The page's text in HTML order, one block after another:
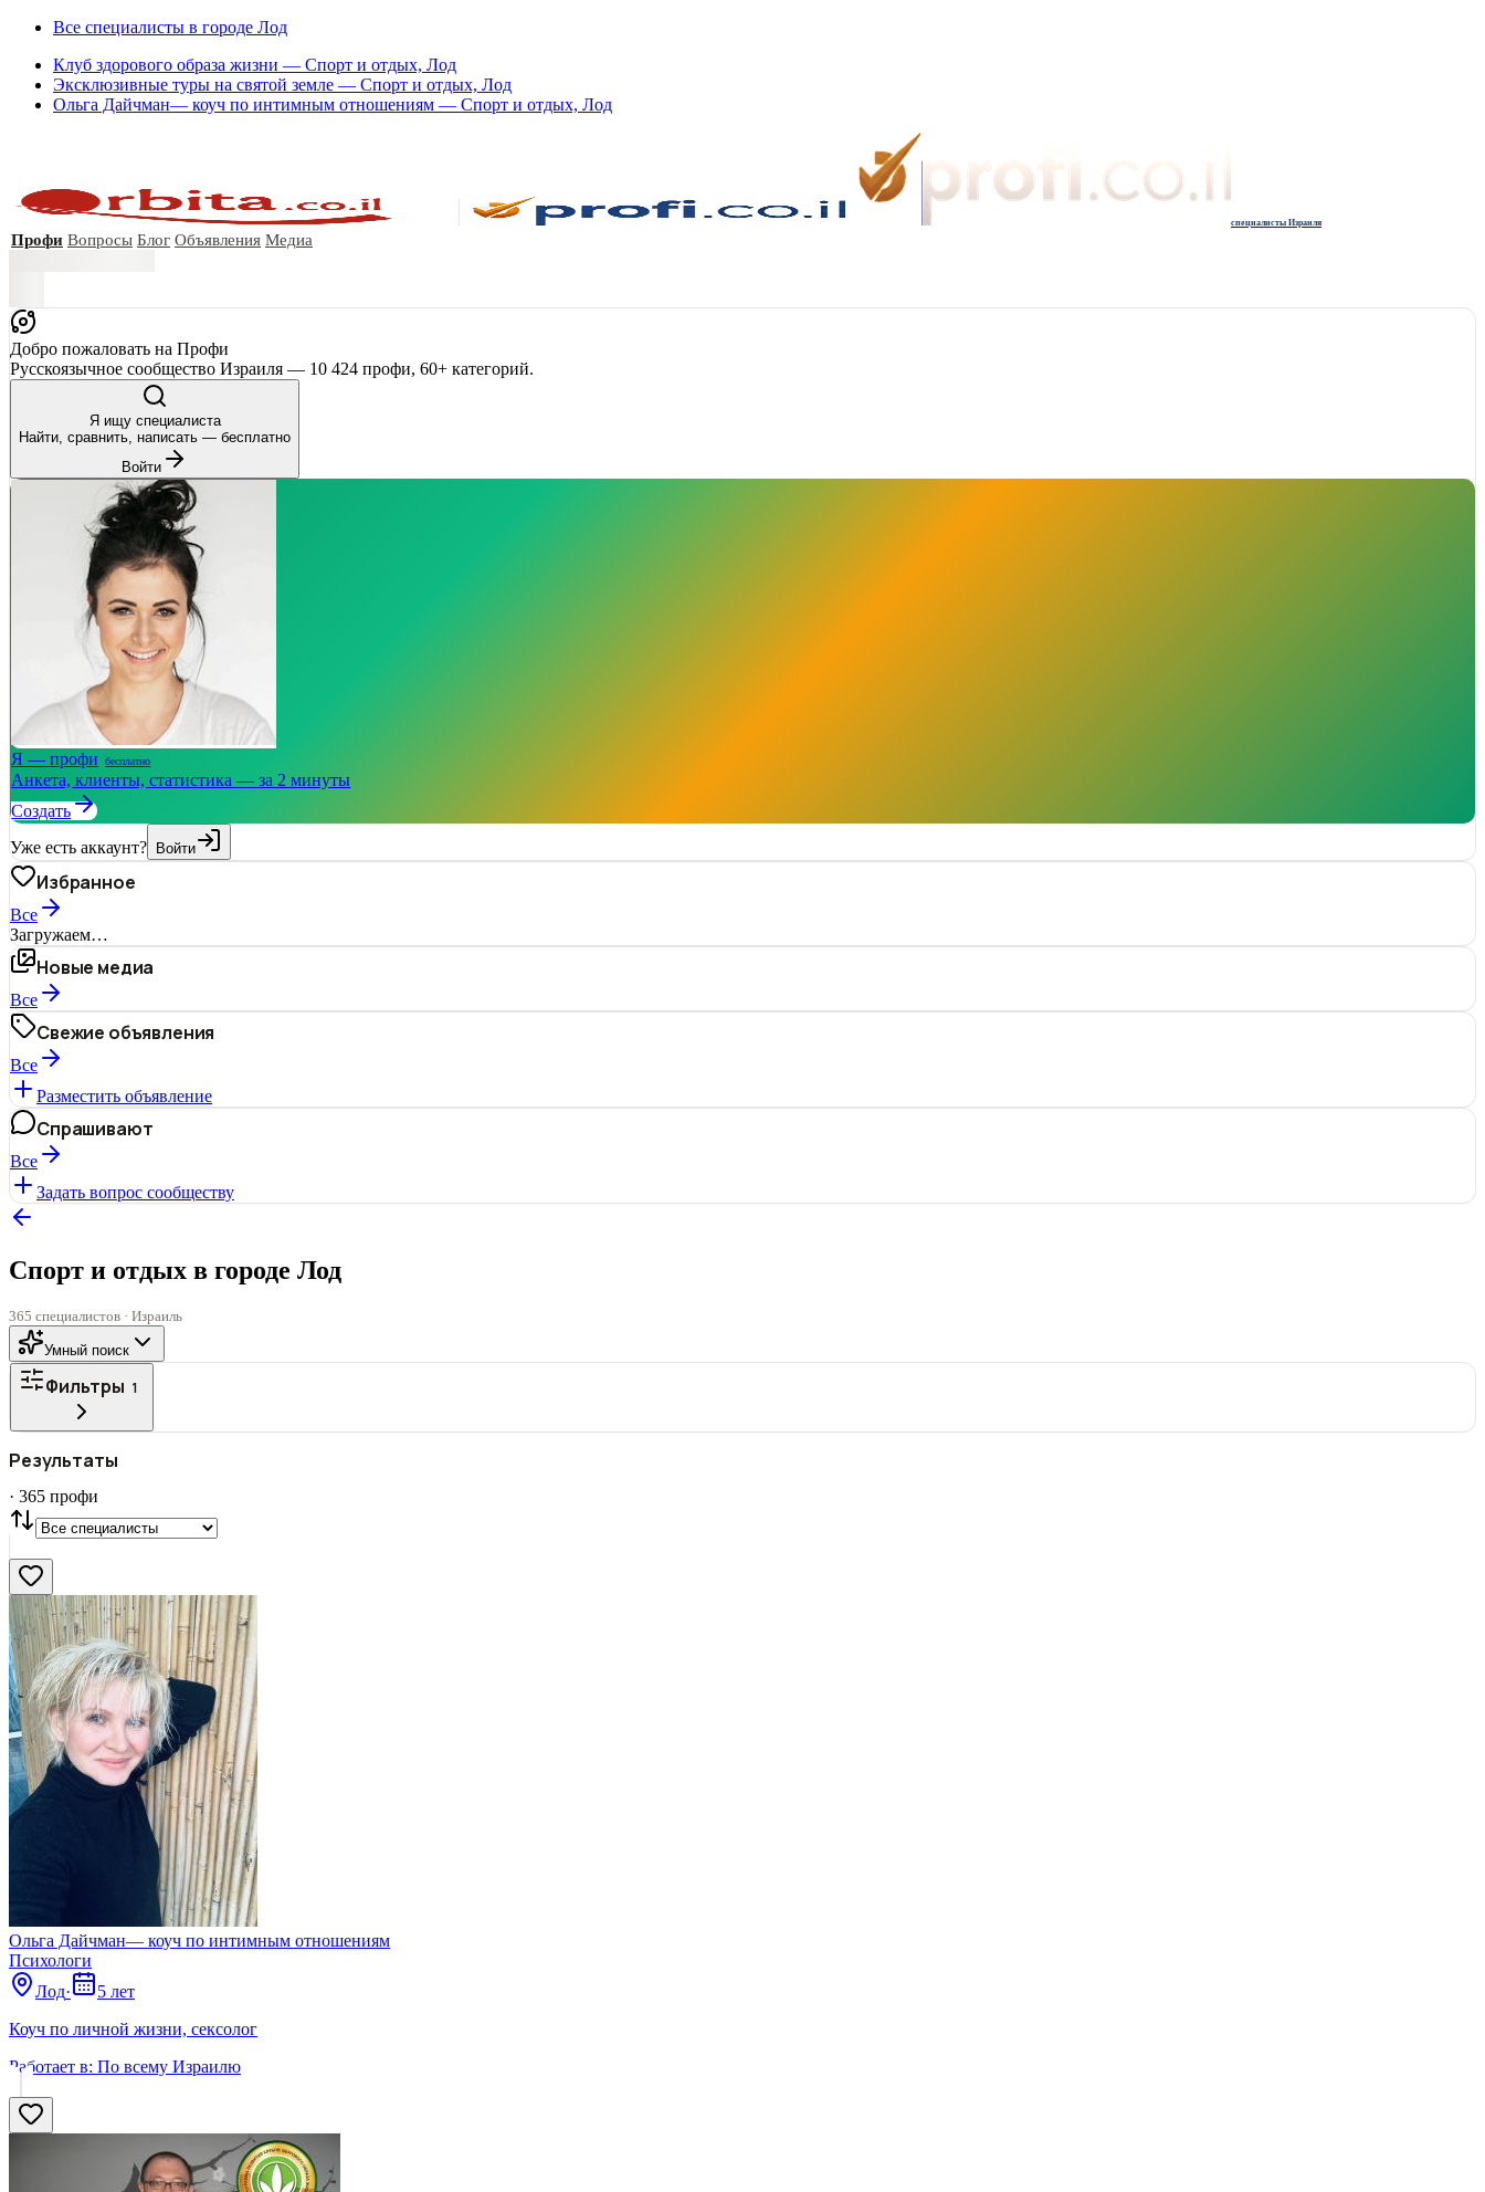
Все специалисты в городе Лод
Клуб здорового образа жизни — Спорт и отдых, Лод
Эксклюзивные туры на святой земле — Спорт и отдых, Лод
Ольга Дайчман— коуч по интимным отношениям — Спорт и отдых, Лод
специалисты Израиля
Профи Вопросы Блог Объявления Медиа
Добро пожаловать на Профи
Русскоязычное сообщество Израиля — 10 424 профи, 60+ категорий.
Я ищу специалиста
Найти, сравнить, написать — бесплатно
Войти
Я — профи бесплатно
Анкета, клиенты, статистика — за 2 минуты
Создать
Уже есть аккаунт? Войти
Избранное
Все
Загружаем…
Новые медиа
Все
Свежие объявления
Все
Разместить объявление
Спрашивают
Все
Задать вопрос сообществу
Спорт и отдых в городе Лод
365 специалистов · Израиль
Умный поиск
Фильтры 1
СТАТУС
Нашли 365
Сбросить
Результаты
· 365 профи
Ольга Дайчман— коуч по интимным отношениям
Психологи
Лод·
5 лет
Коуч по личной жизни, сексолог
Работает в: По всему Израилю